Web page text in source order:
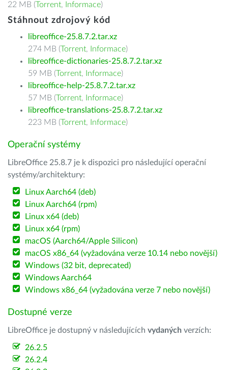
22 MB (Torrent, Informace)
Stáhnout zdrojový kód
libreoffice-25.8.7.2.tar.xz
274 MB (Torrent, Informace)
libreoffice-dictionaries-25.8.7.2.tar.xz
59 MB (Torrent, Informace)
libreoffice-help-25.8.7.2.tar.xz
57 MB (Torrent, Informace)
libreoffice-translations-25.8.7.2.tar.xz
223 MB (Torrent, Informace)
Operační systémy
LibreOffice 25.8.7 je k dispozici pro následující operační
systémy/architektury:
Linux Aarch64 (deb)
Linux Aarch64 (rpm)
Linux x64 (deb)
Linux x64 (rpm)
macOS (Aarch64/Apple Silicon)
macOS x86_64 (vyžadována verze 10.14 nebo novější)
Windows (32 bit, deprecated)
Windows Aarch64
Windows x86_64 (vyžadována verze 7 nebo novější)
Dostupné verze
LibreOffice je dostupný v následujících vydaných verzích:
26.2.5
26.2.4